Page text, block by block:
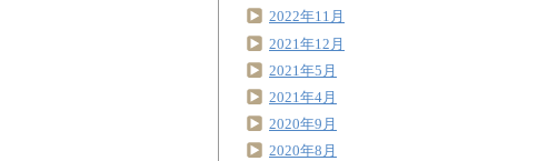
2022年11月
2021年12月
2021年5月
2021年4月
2020年9月
2020年8月